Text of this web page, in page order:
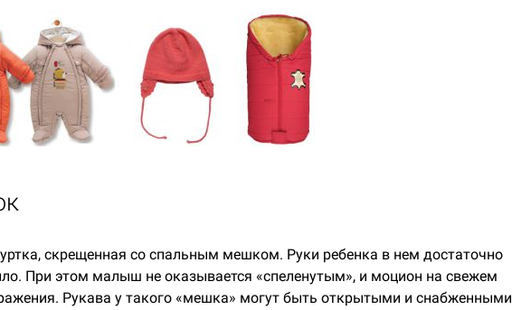
скрещенная со спальным мешком. Руки ребенка в нем достаточно
При этом малыш не оказывается «спеленутым», и моцион на свежем
Рукава у такого «мешка» могут быть открытыми и снабженными